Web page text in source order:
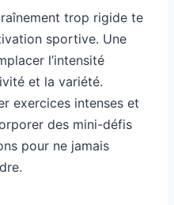
trop rigide te
sportive. Une
l’intensité
et la variété.
exercices intenses et
des mini-défis
pour ne jamais